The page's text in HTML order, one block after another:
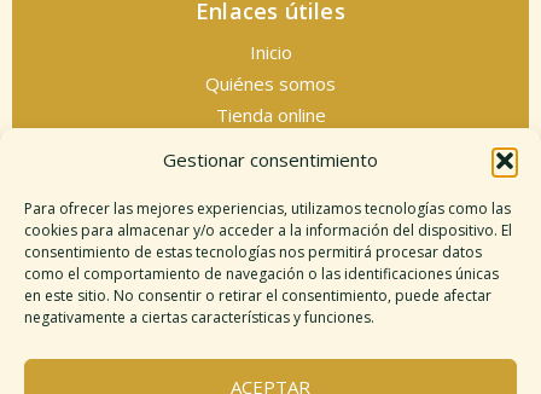
Gestionar consentimiento
Para ofrecer las mejores experiencias, utilizamos tecnologías como las
cookies para almacenar y/o acceder a la información del dispositivo. El
consentimiento de estas tecnologías nos permitirá procesar datos
como el comportamiento de navegación o las identificaciones únicas
en este sitio. No consentir o retirar el consentimiento, puede afectar
negativamente a ciertas características y funciones.
ACEPTAR
Enlaces útiles
Inicio
Quiénes somos
Tienda online
Información legal